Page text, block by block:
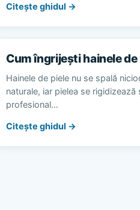
Citește ghidul →
Cum îngrijești hainele de
Hainele de piele nu se spală
naturale, iar pielea se
profesional…
Citește ghidul →